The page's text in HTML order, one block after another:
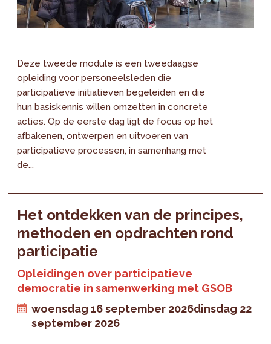
Deze tweede module is een tweedaagse
opleiding voor personeelsleden die
participatieve initiatieven begeleiden en die
hun basiskennis willen omzetten in concrete
acties. Op de eerste dag ligt de focus op het
afbakenen, ontwerpen en uitvoeren van
participatieve processen, in samenhang met
de...
Het ontdekken van de principes,
methoden en opdrachten rond
participatie
Opleidingen over participatieve
democratie in samenwerking met GSOB
woensdag 16 september 2026dinsdag 22
september 2026